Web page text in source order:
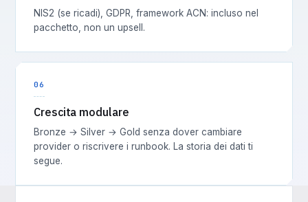
NIS2 (se ricadi), GDPR, framework ACN: incluso nel
pacchetto, non un upsell.
06
Crescita modulare
Bronze → Silver → Gold senza dover cambiare
provider o riscrivere i runbook. La storia dei dati ti
segue.